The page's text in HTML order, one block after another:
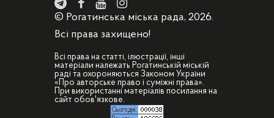
© Рогатинська міська рада, 2026.
Всі права захищено!
Всі права на статті, ілюстрації, інші
матеріали належать Рогатинській міській
раді та охороняються Законом України
«Про авторське право і суміжні права».
При використанні матеріалів посилання на
сайт обов'язкове.